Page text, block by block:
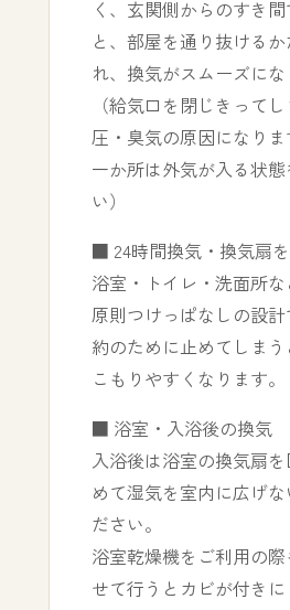
く、玄関側からのすき
と、部屋を通り抜ける
れ、換気がスムーズにな
（給気口を閉じきって
圧・臭気の原因になり
一か所は外気が入る状
い）
■ 24時間換気・換気扇
浴室・トイレ・洗面所な
原則つけっぱなしの設
約のために止めてしま
こもりやすくなります。
■ 浴室・入浴後の換気
入浴後は浴室の換気扇
めて湿気を室内に広げ
ださい。
浴室乾燥機をご利用の
せて行うとカビが付きに